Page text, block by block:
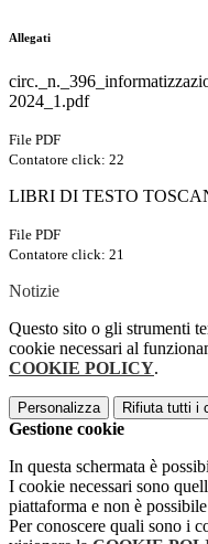
Allegati
2024_1.pdf
File PDF
Contatore click: 22
LIBRI DI TESTO
File PDF
Contatore click: 21
Notizie
Questo sito o gli strumenti
cookie necessari al
COOKIE POLICY.
Personalizza Rifiuta tutti i
Gestione cookie
In questa schermata è
I cookie necessari sono
piattaforma e non è
Per conoscere quali sono i